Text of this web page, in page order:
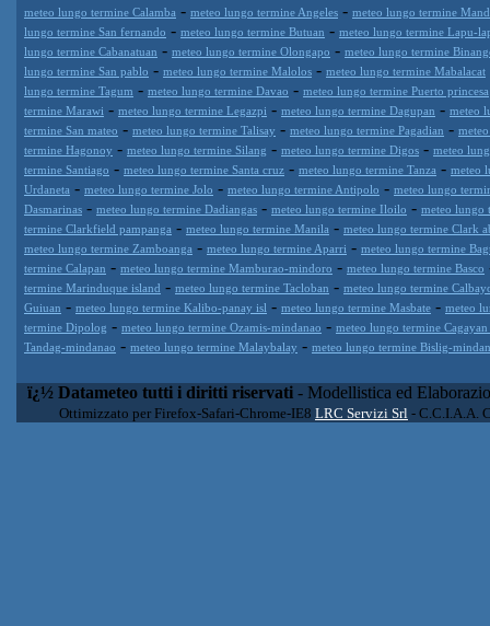
meteo lungo termine Calamba - meteo lungo termine Angeles - meteo lungo termine
lungo termine San fernando - meteo lungo termine Butuan - meteo lungo termine Lapu-
lungo termine Cabanatuan - meteo lungo termine Olongapo - meteo lungo termine
lungo termine San pablo - meteo lungo termine Malolos - meteo lungo termine Mabalacat
lungo termine Tagum - meteo lungo termine Davao - meteo lungo termine Puerto princesa
termine Marawi - meteo lungo termine Legazpi - meteo lungo termine Dagupan - meteo
termine San mateo - meteo lungo termine Talisay - meteo lungo termine Pagadian -
termine Hagonoy - meteo lungo termine Silang - meteo lungo termine Digos - meteo
termine Santiago - meteo lungo termine Santa cruz - meteo lungo termine Tanza - meteo
Urdaneta - meteo lungo termine Jolo - meteo lungo termine Antipolo - meteo lungo
Dasmarinas - meteo lungo termine Dadiangas - meteo lungo termine Iloilo - meteo lungo
termine Clarkfield pampanga - meteo lungo termine Manila - meteo lungo termine Clark
meteo lungo termine Zamboanga - meteo lungo termine Aparri - meteo lungo termine
termine Calapan - meteo lungo termine Mamburao-mindoro - meteo lungo termine Basco
termine Marinduque island - meteo lungo termine Tacloban - meteo lungo termine
Guiuan - meteo lungo termine Kalibo-panay isl - meteo lungo termine Masbate - meteo
termine Dipolog - meteo lungo termine Ozamis-mindanao - meteo lungo termine
Tandag-mindanao - meteo lungo termine Malaybalay - meteo lungo termine Bislig-
ï¿½ Datameteo tutti i diritti riservati - Modellistica ed
Ottimizzato per Firefox-Safari-Chrome-IE8 LRC Servizi Srl - C.C.I.A.A.